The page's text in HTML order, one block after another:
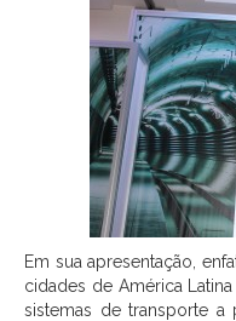
Em sua apresentação,
cidades de América
sistemas de transporte a